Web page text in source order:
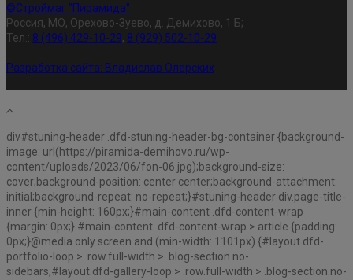
©Строймаг "Пирамида"
Россия, МО, Орехово-Зуево, д. Демихово, 1 Б;
Тел.: 8 (496) 429-10-29, 8 (929) 502-10-29
Разработка сайта: Владислав Олерских
div#stuning-header .dfd-stuning-header-bg-container {background-
image: url(https://piramida-demihovo.ru/wp-
content/uploads/2023/06/fon-06.jpg);background-size:
cover;background-position: center center;background-attachment:
initial;background-repeat: no-repeat;}#stuning-header div.page-title-
inner {min-height: 160px;}#main-content .dfd-content-wrap
{margin: 0px;} #main-content .dfd-content-wrap > article {padding:
0px;}@media only screen and (min-width: 1101px) {#layout.dfd-
portfolio-loop > .row.full-width > .blog-section.no-
sidebars,#layout.dfd-gallery-loop > .row.full-width > .blog-section.no-